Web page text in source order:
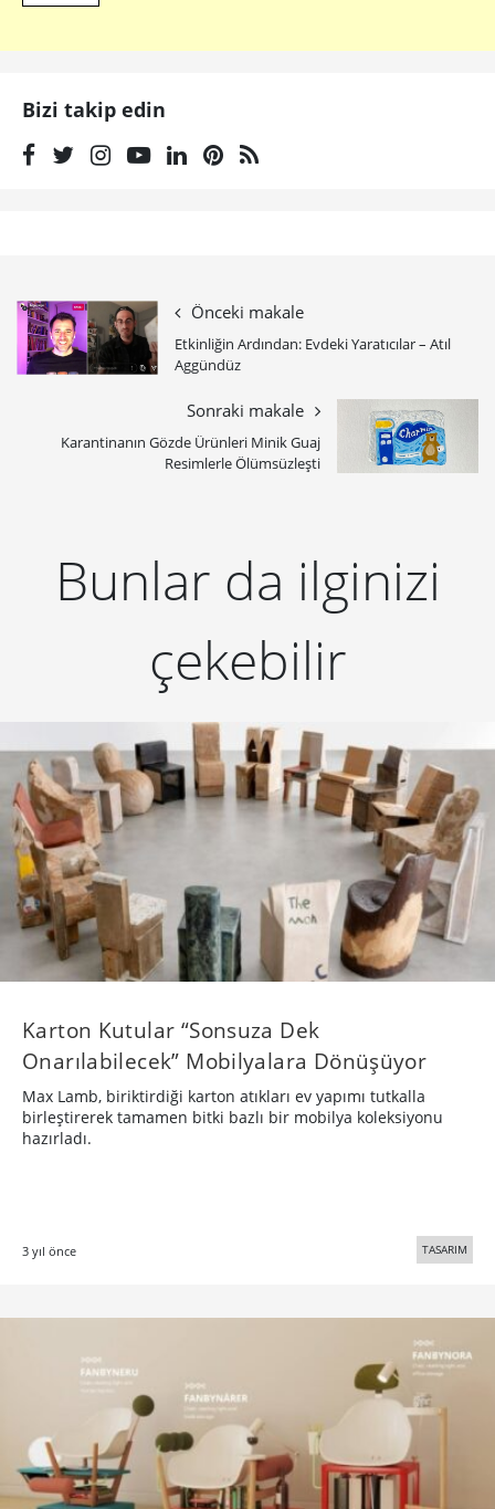
Bizi takip edin
Önceki makale
Etkinliğin Ardından: Evdeki Yaratıcılar – Atıl
Aggündüz
Sonraki makale
Karantinanın Gözde Ürünleri Minik Guaj
Resimlerle Ölümsüzleşti
Bunlar da ilginizi
çekebilir
Karton Kutular “Sonsuza Dek
Onarılabilecek” Mobilyalara Dönüşüyor
Max Lamb, biriktirdiği karton atıkları ev yapımı tutkalla
birleştirerek tamamen bitki bazlı bir mobilya koleksiyonu
hazırladı.
3 yıl önce TASARIM